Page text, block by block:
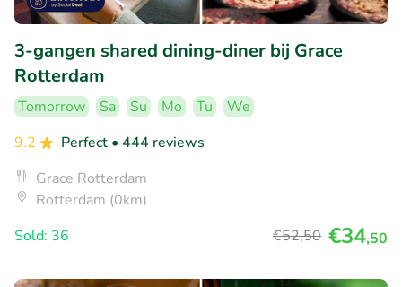
3-gangen shared dining-diner bij Grace
Rotterdam
Tomorrow Sa Su Mo Tu
We
9.2
Perfect • 444 reviews
Grace Rotterdam
Rotterdam (0km)
Sold: 36
€52,50 €34,50